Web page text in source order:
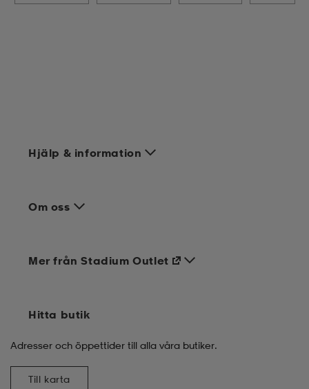
Hjälp & information
Om oss
Mer från Stadium Outlet
Hitta butik
Adresser och öppettider till alla våra butiker.
Till karta